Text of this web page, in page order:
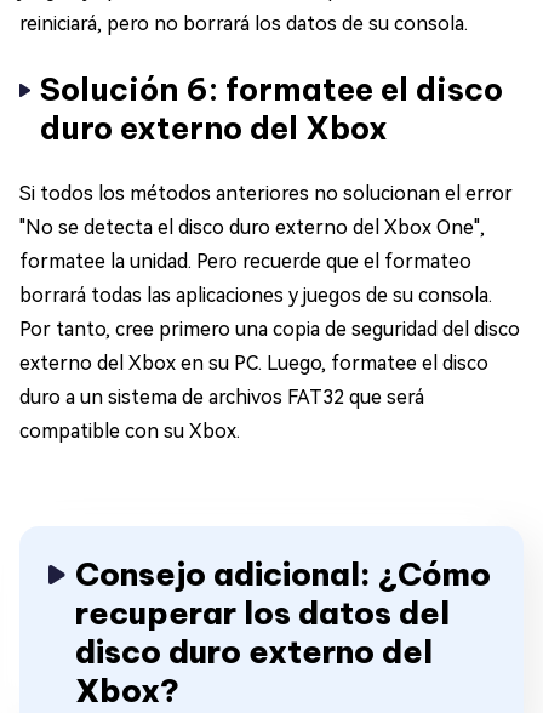
reiniciará, pero no borrará los datos de su consola.
Solución 6: formatee el disco
duro externo del Xbox
Si todos los métodos anteriores no solucionan el error
"No se detecta el disco duro externo del Xbox One",
formatee la unidad. Pero recuerde que el formateo
borrará todas las aplicaciones y juegos de su consola.
Por tanto, cree primero una copia de seguridad del disco
externo del Xbox en su PC. Luego, formatee el disco
duro a un sistema de archivos FAT32 que será
compatible con su Xbox.
Consejo adicional: ¿Cómo
recuperar los datos del
disco duro externo del
Xbox?